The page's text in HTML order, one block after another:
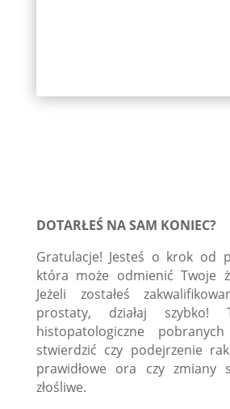
DOTARŁEŚ NA SAM KONIEC?
Gratulacje! Jesteś o krok od
która może odmienić Twoje
Jeżeli zostałeś
prostaty, działaj szybko!
histopatologiczne
stwierdzić czy podejrzenie
prawidłowe ora czy zmiany
złośliwe.